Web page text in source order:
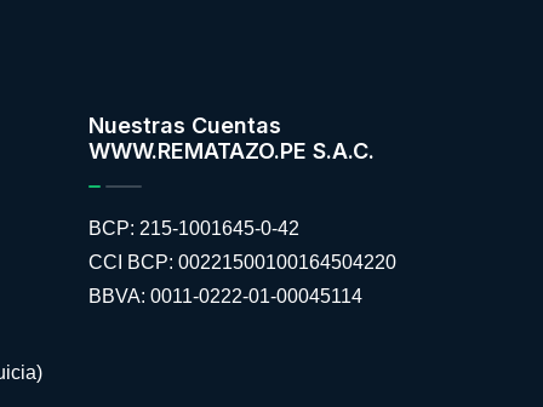
Nuestras Cuentas
WWW.REMATAZO.PE S.A.C.
BCP: 215-1001645-0-42
CCI BCP: 00221500100164504220
BBVA: 0011-0222-01-00045114